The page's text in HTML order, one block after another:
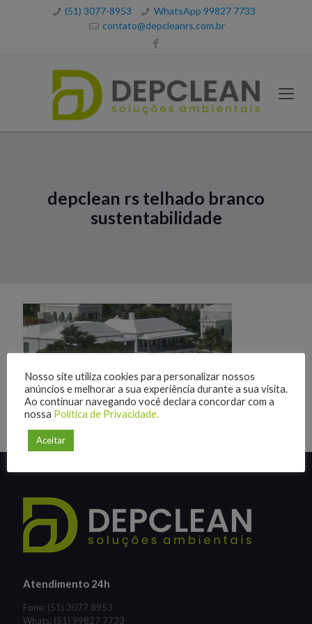
(51) 3077-8953
WhatsApp 99827 7733
contato@depcleanrs.com.br
depclean rs telhado branco
sustentabilidade
Atendimento 24h
Fone: (51) 3077 8953
Whats: (51) 99827 7733
Nosso site utiliza cookies para personalizar nossos
anúncios e melhorar a sua experiência durante a sua visita.
Ao continuar navegando você declara concordar com a
nossa Política de Privacidade.
Aceitar